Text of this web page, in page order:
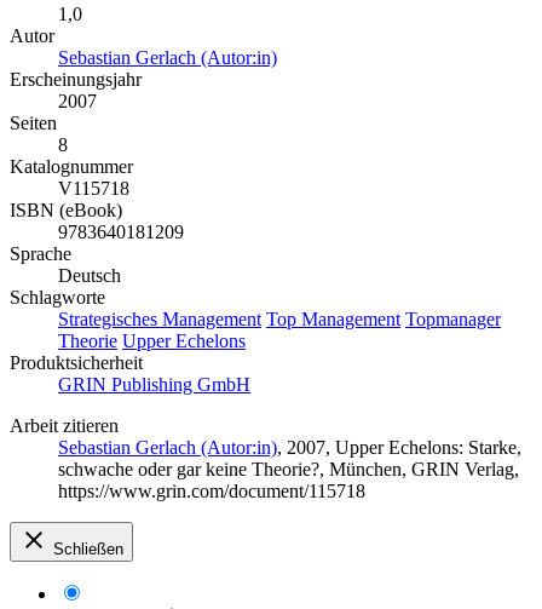
1,0
Autor
Sebastian Gerlach (Autor:in)
Erscheinungsjahr
2007
Seiten
8
Katalognummer
V115718
ISBN (eBook)
9783640181209
Sprache
Deutsch
Schlagworte
Strategisches Management Top Management Topmanager
Theorie Upper Echelons
Produktsicherheit
GRIN Publishing GmbH
Arbeit zitieren
Sebastian Gerlach (Autor:in), 2007, Upper Echelons: Starke,
schwache oder gar keine Theorie?, München, GRIN Verlag,
https://www.grin.com/document/115718
Schließen